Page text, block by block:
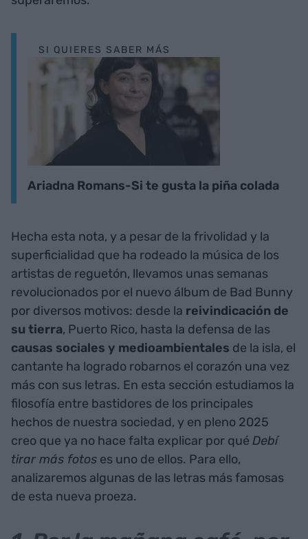
SI QUIERES SABER MÁS
Ariadna Romans-Si te gusta la piña colada
Hecha esta nota, y a pesar de la frivolidad y la
superficialidad que ha rodeado la música de los
artistas de reguetón, llevamos unas semanas
revolucionados por el nuevo álbum de Bad Bunny
por diversos motivos: desde la reivindicación de
su tierra, Puerto Rico, hasta la defensa de las
causas sociales y medioambientales de la isla, el
cantante ha logrado robarnos el corazón una vez
más con sus letras. En esta sección estudiamos la
filosofía entre bastidores de los principales
hechos de nuestra sociedad, y en pleno 2025
creo que ya no hace falta explicar por qué Debí
tirar más fotos es uno de ellos. Para ello,
analizaremos algunas de las letras más famosas
de esta nueva proeza.